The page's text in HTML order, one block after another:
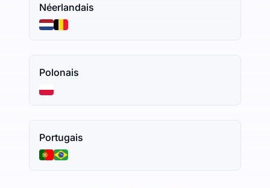
Néerlandais
Polonais
Portugais